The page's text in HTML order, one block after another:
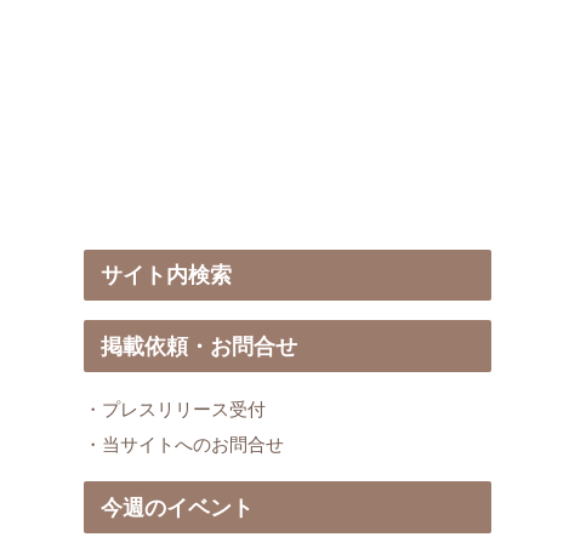
サイト内検索
掲載依頼・お問合せ
・プレスリリース受付
・当サイトへのお問合せ
今週のイベント